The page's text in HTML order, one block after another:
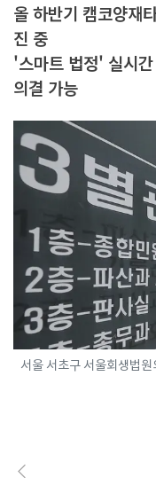
올 하반기 캠코양재
진 중
'스마트 법정' 실시
의결 가능
서울 서초구 서울회생법